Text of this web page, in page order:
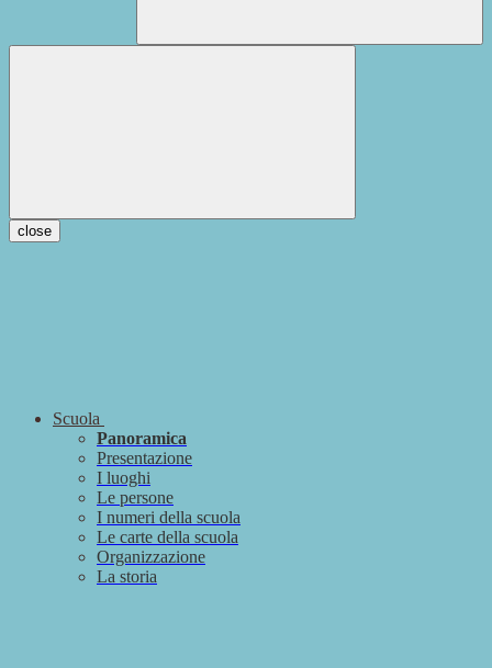
close
Scuola
Panoramica
Presentazione
I luoghi
Le persone
I numeri della scuola
Le carte della scuola
Organizzazione
La storia